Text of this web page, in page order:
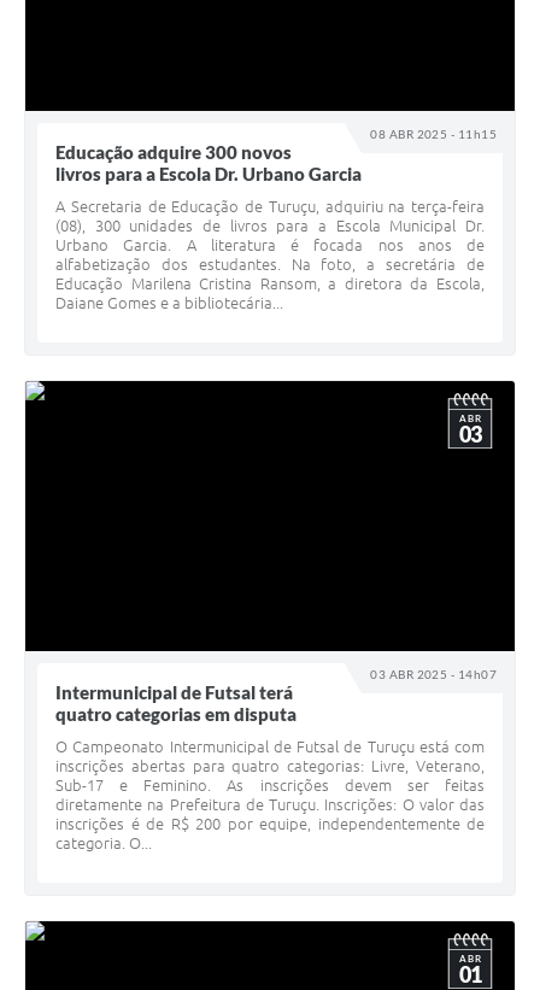
08 ABR 2025 - 11h15
Educação adquire 300 novos
livros para a Escola Dr. Urbano Garcia
A Secretaria de Educação de Turuçu, adquiriu na terça-feira
(08), 300 unidades de livros para a Escola Municipal Dr.
Urbano Garcia. A literatura é focada nos anos de
alfabetização dos estudantes. Na foto, a secretária de
Educação Marilena Cristina Ransom, a diretora da Escola,
Daiane Gomes e a bibliotecária...
03 ABR 2025 - 14h07
ABR
03
Intermunicipal de Futsal terá
quatro categorias em disputa
O Campeonato Intermunicipal de Futsal de Turuçu está com
inscrições abertas para quatro categorias: Livre, Veterano,
Sub-17 e Feminino. As inscrições devem ser feitas
diretamente na Prefeitura de Turuçu. Inscrições: O valor das
inscrições é de R$ 200 por equipe, independentemente de
categoria. O...
ABR
01